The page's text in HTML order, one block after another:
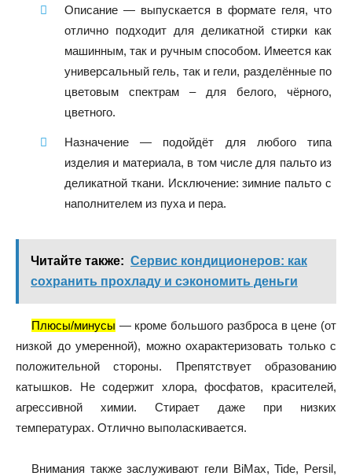
Описание — выпускается в формате геля, что
отлично подходит для деликатной стирки как
машинным, так и ручным способом. Имеется как
универсальный гель, так и гели, разделённые по
цветовым спектрам – для белого, чёрного,
цветного.
Назначение — подойдёт для любого типа
изделия и материала, в том числе для пальто из
деликатной ткани. Исключение: зимние пальто с
наполнителем из пуха и пера.
Читайте также: Сервис кондиционеров: как
сохранить прохладу и сэкономить деньги
Плюсы/минусы — кроме большого разброса в цене (от
низкой до умеренной), можно охарактеризовать только с
положительной стороны. Препятствует образованию
катышков. Не содержит хлора, фосфатов, красителей,
агрессивной химии. Стирает даже при низких
температурах. Отлично выполаскивается.
Внимания также заслуживают гели BiMax, Tide, Persil,